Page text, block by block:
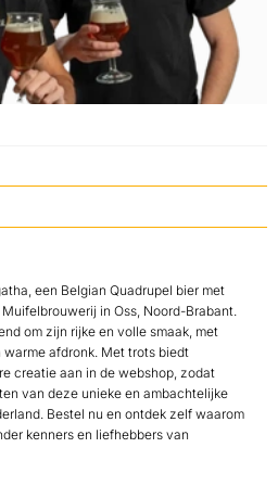
een Belgian Quadrupel bier met
in Oss, Noord-Brabant.
om zijn rijke en volle smaak, met
afdronk. Met trots biedt
creatie aan in de webshop, zodat
van deze unieke en ambachtelijke
Bestel nu en ontdek zelf waarom
kenners en liefhebbers van